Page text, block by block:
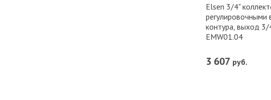
Elsen 3/4"
регулировочными
контура, выход
EMW01.04
3 607 руб.